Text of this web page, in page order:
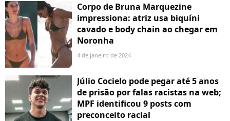
Corpo de Bruna Marquezine
impressiona: atriz usa biquíni
cavado e body chain ao chegar em
Noronha
4 de janeiro de 2024
Júlio Cocielo pode pegar até 5 anos
de prisão por falas racistas na web;
MPF identificou 9 posts com
preconceito racial